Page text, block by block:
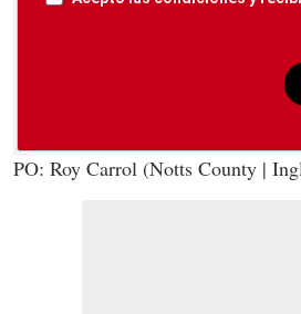
PO: Roy Carrol (Notts County |